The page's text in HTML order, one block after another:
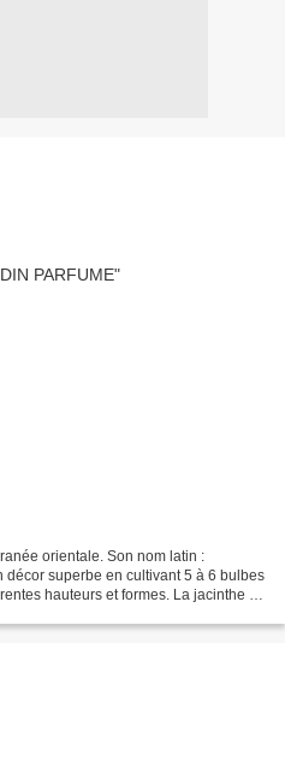
orientale. Son nom latin :
décor superbe en cultivant 5 à 6 bulbes
hauteurs et formes. La jacinthe se